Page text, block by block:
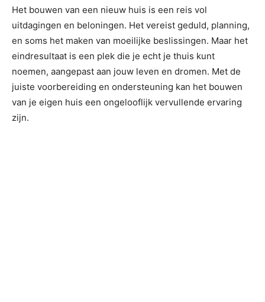
Het bouwen van een nieuw huis is een reis vol
uitdagingen en beloningen. Het vereist geduld, planning,
en soms het maken van moeilijke beslissingen. Maar het
eindresultaat is een plek die je echt je thuis kunt
noemen, aangepast aan jouw leven en dromen. Met de
juiste voorbereiding en ondersteuning kan het bouwen
van je eigen huis een ongelooflijk vervullende ervaring
zijn.